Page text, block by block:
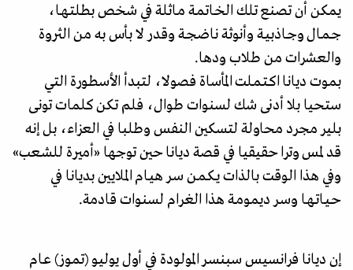
يمكن أن تصنع تلك الخـاتمـة مـاثلة في شخص بطلتـهـا،
جـمـال وجـاذبيـة وأنوثة ناضجـة وقدر لا بأس به من الثروة
والعشرات من طلاب ودها.
بموت ديانا اكـتـمـلت المأساة فصولا، لتبدأ الأسطورة التي
ستحيا بلا أدنى شك لسنوات طوال، فلم تكن كلمات تونی
بلیر مجرد محاولة لتسكين النفس وطلبا في العزاء، بل إنه
قد لمس وترا حقيقيا في قصة ديانا حين توجها «أميرة للشـعب»
وفي هذا الوقت بالذات يـكـمـن سـر هيـام الملايين بديانا في
حـيـاتـهـا وسـر ديمومـة هذا الغـرام لسنوات قادمة.
إن دیانا فرانسیس سبنسـر المولودة في أول يوليو (تموز) عـام